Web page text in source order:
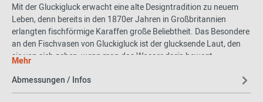
Mit der Gluckigluck erwacht eine alte Designtradition zu neuem
Leben, denn bereits in den 1870er Jahren in Großbritannien
erlangten fischförmige Karaffen große Beliebtheit. Das Besondere
an den Fischvasen von Gluckigluck ist der glucksende Laut, den
sie von sich geben, wenn man das Wasser darin bewegt.
Die Einsatzmöglichkeiten von Gluckigluck sind so vielfältig wie sein
Design: Als Karaffe für kalte und warme Getränke, als Blumenvase
Mehr
Abmessungen / Infos